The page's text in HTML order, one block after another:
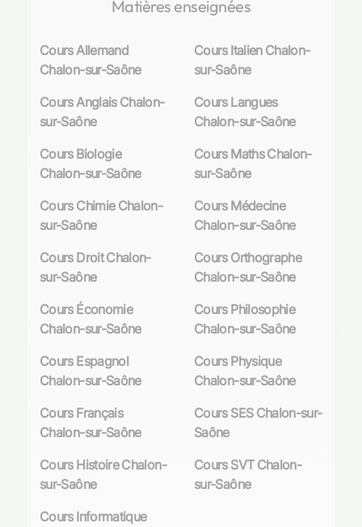
encouragent l'apprentissage continu et la
l'éducation globale de vos enfants.
Le soutien scolaire et les cours
particuliers, des moyens efficaces pour
maintenir le cap
Les cours particuliers et le soutien scolaire à
Chalon-sur-Saône sont des outils précieux pour
aider les élèves à suivre le programme scolaire
et à exceller dans leurs études. Un soutien
significative dans la performance scolaire des
élèves, en particulier pour ceux qui rencontrent
des difficultés spécifiques.
Les professeurs particuliers sont capables de
s'adaptant aux besoins individuels de chaque
élève. Que ce soit en mathématiques, en
sciences, en langues ou dans d'autres matières,
ils aident les élèves à renforcer leurs
et àpréparer efficacement leurs examens.
flexibilité que l'environnement scolaire
Matières enseignées
Cours Allemand
Chalon-sur-Saône
Cours Anglais Chalon-
sur-Saône
Cours Biologie
Chalon-sur-Saône
Cours Chimie Chalon-
sur-Saône
Cours Droit Chalon-
sur-Saône
Cours Économie
Chalon-sur-Saône
Cours Espagnol
Chalon-sur-Saône
Cours Français
Chalon-sur-Saône
Cours Histoire Chalon-
sur-Saône
Cours Informatique
Cours Italien Chalon-
sur-Saône
Cours Langues
Chalon-sur-Saône
Cours Maths Chalon-
sur-Saône
Cours Médecine
Chalon-sur-Saône
Cours Orthographe
Chalon-sur-Saône
Cours Philosophie
Chalon-sur-Saône
Cours Physique
Chalon-sur-Saône
Cours SES Chalon-sur-
Saône
Cours SVT Chalon-
sur-Saône